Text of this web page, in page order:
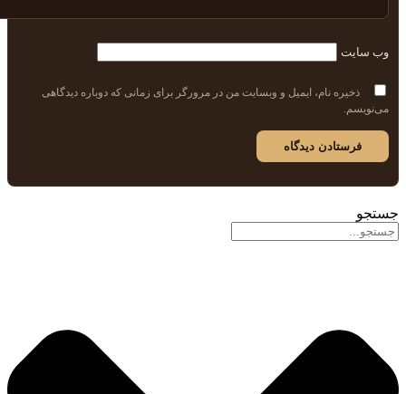
وب‌ سایت
ذخیره نام، ایمیل و وبسایت من در مرورگر برای زمانی که دوباره دیدگاهی
می‌نویسم.
جستجو